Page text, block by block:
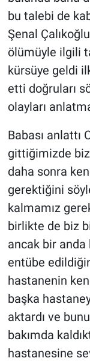
bu talebi de
Şenal
ölümüyle ilgili
kürsüye geldi
etti doğruları
olayları
Babası anlattı
gittiğimizde biz
daha sonra
gerektiğini
kalmamız
birlikte de biz
ancak bir anda
entübe
hastanenin
başka
aktardı ve
bakımda
hastanesine